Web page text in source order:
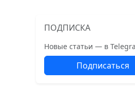
ПОДПИСКА
Новые статьи — в
Подписаться